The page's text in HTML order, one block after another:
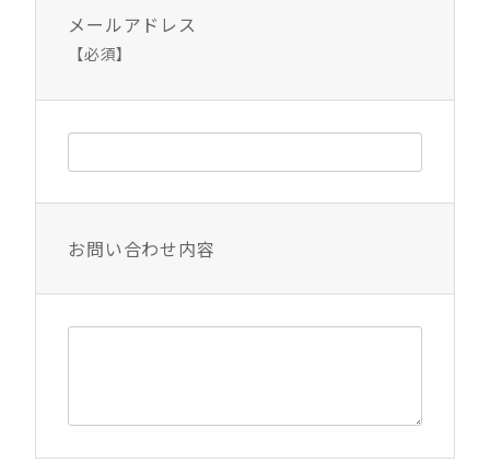
メールアドレス
【必須】
お問い合わせ内容